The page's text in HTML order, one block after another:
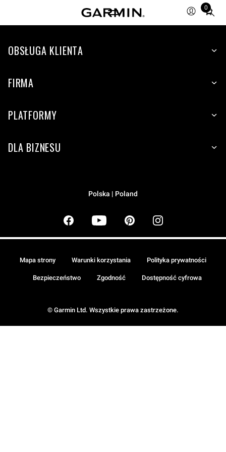
0
Total
items
cart:
OBSŁUGA KLIENTA
FIRMA
PLATFORMY
DLA BIZNESU
Polska | Poland
© Garmin Ltd. Wszystkie prawa zastrzeżone.
Mapa strony Warunki korzystania Polityka prywatności
Bezpieczeństwo Zgodność Dostępność cyfrowa